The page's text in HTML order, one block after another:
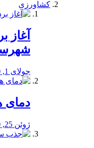
کشاورزی
آغاز
جولای 1, 2020
دمای
ژوئن 25, 2020